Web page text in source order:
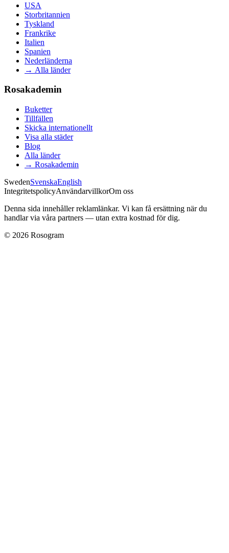
USA
Storbritannien
Tyskland
Frankrike
Italien
Spanien
Nederländerna
→ Alla länder
Rosakademin
Buketter
Tillfällen
Skicka internationellt
Visa alla städer
Blog
Alla länder
→ Rosakademin
SwedenSvenskaEnglish
IntegritetspolicyAnvändarvillkorOm oss
Denna sida innehåller reklamlänkar. Vi kan få ersättning när du
handlar via våra partners — utan extra kostnad för dig.
© 2026 Rosogram